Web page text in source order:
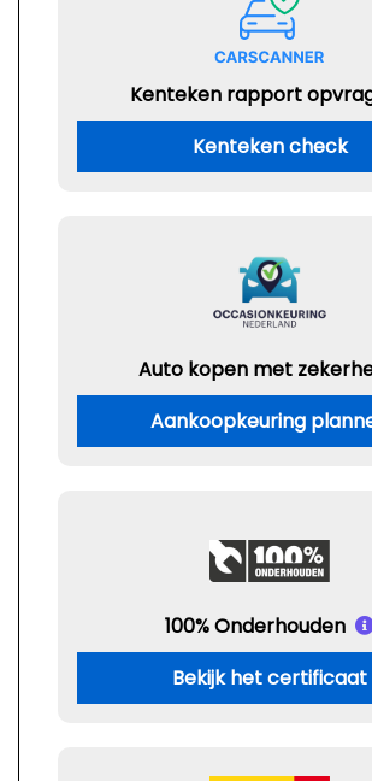
Kenteken rapport
Kenteken check
Auto kopen met
Aankoopkeuring
100% Onderhouden
Bekijk het certificaat